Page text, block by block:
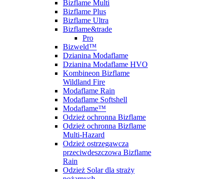
Bizflame Multi
Bizflame Plus
Bizflame Ultra
Bizflame&trade
Pro
Bizweld™
Dzianina Modaflame
Dzianina Modaflame HVO
Kombineon Bizflame
Wildland Fire
Modaflame Rain
Modaflame Softshell
Modaflame™
Odzież ochronna Bizflame
Odzież ochronna Bizflame
Multi-Hazard
Odzież ostrzegawcza
przeciwdeszczowa Bizflame
Rain
Odzież Solar dla straży